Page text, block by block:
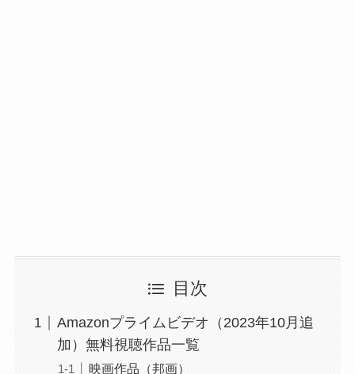
目次
Amazonプライムビデオ（2023年10月追
加）無料視聴作品一覧
映画作品（邦画）